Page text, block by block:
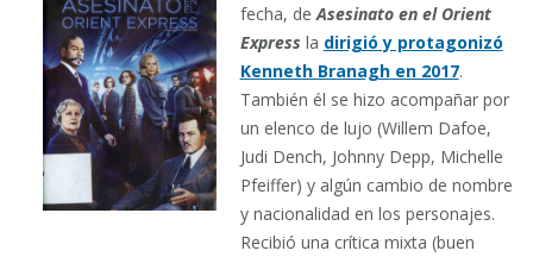
fecha, de Asesinato en el Orient
Express la dirigió y protagonizó
Kenneth Branaghen 2017.
También él se hizo acompañar por
un elenco de lujo (Willem Dafoe,
Judi Dench, Johnny Depp, Michelle
Pfeiffer) y algún cambio de nombre
y nacionalidad en los personajes.
Recibió una crítica mixta (buen